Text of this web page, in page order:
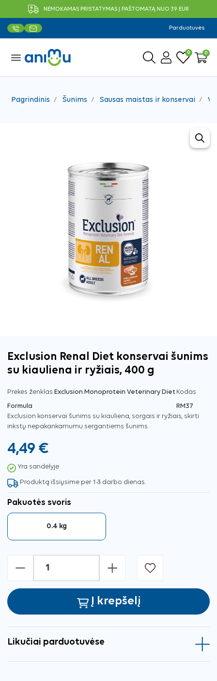
NEMOKAMAS PRISTATYMAS Į PAŠTOMATĄ NUO 39 EUR
Parduotuvės
menu 0 0
Pagrindinis Šunims Sausas maistas ir konservai
Exclusion Renal Diet konservai šunims
su kiauliena ir ryžiais, 400 g
Prekės ženklas Exclusion Monoprotein Veterinary Diet
Formula
Kodas
RM37
Exclusion konservai šunims su kiauliena, sorgais ir ryžiais, skirti
inkstų nepakankamumu sergantiems šunims.
4,49 €
Yra sandėlyje
Produktą išsiųsime per 1-3 darbo dienas.
Pakuotės svoris
0.4 kg
- +
Į krepšelį
Likučiai parduotuvėse